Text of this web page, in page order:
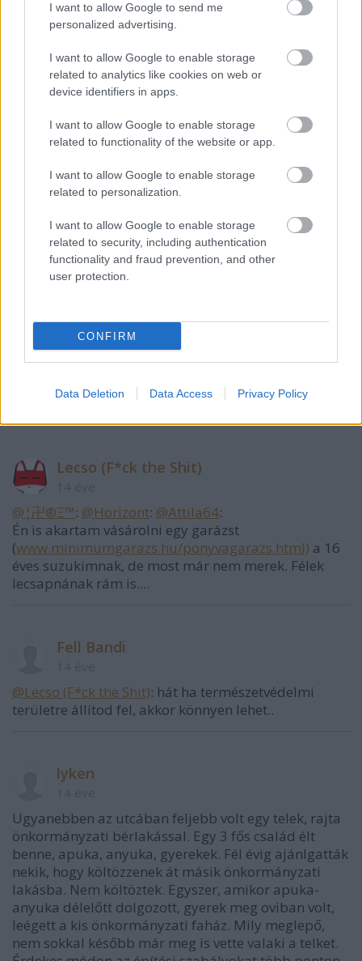
I want to allow Google to send me
personalized advertising.
I want to allow Google to enable storage
related to analytics like cookies on web or
device identifiers in apps.
I want to allow Google to enable storage
related to functionality of the website or app.
I want to allow Google to enable storage
related to personalization.
I want to allow Google to enable storage
related to security, including authentication
functionality and fraud prevention, and other
user protection.
CONFIRM
Data Deletion Data Access Privacy Policy
tudom képzelni). Nálunk még a milliárdosok se
tudnak " úriemberek" lenni!!!
"A Csipak-villa különlegessége egy rejtélyes,
ablaktalan, barna cinkborítású kocka. A valószínűleg
lehallgatásbiztos építmény a lépcsőzetesen
egymásra pakolt, fehér dobozokból álló épület
síkjából emelkedik ki, és egyelőre csak találgatni
lehet, hogy mi lehet a funkciója." :DDDDD
Szegény Csipak most milyen ideges és nyugtalan
lehet, hogy megtudta a bontási határozatot!
A politika meg úgy szar ahogy van. A 2. kerületben
Attila64
Ismét elkaptak egy rendkívül veszélyes bűnözőt! Te
semminek nem tudsz örülni?!
Lecso (F*ck the Shit)
@¦卍®Ξ™: @Horizont: @Attila64:
Én is akartam vásárolni egy garázst
(www.minimumgarazs.hu/ponyvagarazs.html) a 16
éves suzukimnak, de most már nem merek. Félek
lecsapnának rám is....
Fell Bandi
@Lecso (F*ck the Shit): hát ha természetvédelmi
területre állítod fel, akkor könnyen lehet..
lyken
Ugyanebben az utcában feljebb volt egy telek, rajta
önkormányzati bérlakással. Egy 3 fős család élt
benne, apuka, anyuka, gyerekek. Fél évig ajánlgatták
nekik, hogy költözzenek át másik önkormányzati
lakásba. Nem költöztek. Egyszer, amikor apuka-
anyuka délelőtt dolgozott, gyerek meg oviban volt,
leégett a kis önkormányzati faház. Mily meglepő,
nem sokkal később már meg is vette valaki a telket.